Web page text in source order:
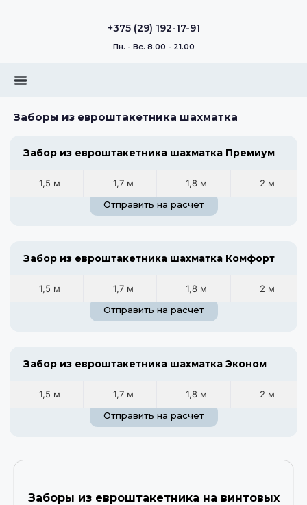
+375 (29) 192-17-91
Пн. - Вс. 8.00 - 21.00
Заборы из евроштакетника шахматка
Забор из евроштакетника шахматка Премиум
1,5 м 1,7 м 1,8 м
2 м
Отправить на расчет
Забор из евроштакетника шахматка Комфорт
1,5 м 1,7 м 1,8 м
2 м
Отправить на расчет
Забор из евроштакетника шахматка Эконом
1,5 м 1,7 м 1,8 м
2 м
Отправить на расчет
Заборы из евроштакетника на винтовых